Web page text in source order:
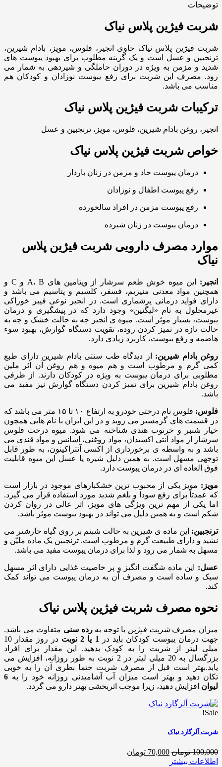
توضیحات
شربت فیژین پلاس نیاک
شربت فیژین پلاس نیاک حاوی انجیر، فلوس، مویز، بادام شیرین،
ترنجبین و عسل است و یک گزینه مطلوب برای بهبود یبوست های
شدید و مزمن به ویژه در دوران حاملگی و شیردهی به شمار می
رود. مصرف این شربت برای رفع یبوست نوزادان و کودکان هم
مناسب می باشد.
ترکیبات شربت فیژین پلاس نیاک
انجیر، روغن بادام شیرین، فلوس، مویز، ترنجبین و عسل
خواص شربت فیژین پلاس نیاک
درمان یبوست حاد و مزمن در زنان باردار
رفع یبوست اطفال و نوزادان
رفع یبوست مزمن در افراد سالخورده
درمان یبوست در زنان شیرده
موارد مصرف دارویی شربت فیژین پلاس
نیاک
انجیر:
این میوه خوش طعم سرشار از ویتامین های A، B و C و
همچنین مواد معدنی منیزیم، فسفر، کلسیم و پتاسیم می باشد و
دارای فواید درمانی پرشماری است. در انجیر نوعی فیبر خوراکی
غیرمحلول به نام «لیگنین» وجود دارد که در پیشگیری و درمان
یبوست، بسیار موثر است. میوه ی انجیر چه به حالت خشک و چه به
حالت تازه در تمیز کردن روده، تقویت دستگاه گوارش، بهبود سوء
هاضمه و رفع یبوست، کاربرد زیادی دارد.
روغن بادام شیرین: از دیدگاه طب سنتی بادام شیرین دارای طبع
کمی گرم و مرطوب است و هم میوه و هم روغن آن اثر ملین
مطلوبی برای درمان یبوست به ویژه در کودکان دارند. از طرفی
روغن بادام شیرین برای تمیز کردن دستگاه گوارش نیز مفید می
باشد.
فلوس:
فلوس نام درختی خودرو به ارتفاع ۱۰ تا ۱۵ متر می باشد که
در قسمت های گرمسیر می روید و در این ایران با نام هایی همچون
خیار شنبر و خرنوب هندی شناخته می شود. میوه درخت فلوس
سرشار از مواد آنتی اکسیدان، مواد روغنی، اسانس و مواد قندی می
باشد و به واسطه ی برخورداری از اکسی آنتراکینون، به طور قابل
توجهی مسهل است. به همین دلیل شیره یا عسل این میوه قابلیت
فوق العاده ای در درمان یبوست دارد.
مویز: مویز یکی از محبوب ترین خشکبارهای موجود در بازار است
که عمدتاً برای رفع سودا و بلغم شدید مورد استفاده قرار می گیرد.
اما یکی از مهم ترین ویژگی های مویز، اثر عالی در روان کردن
شکم است و به همین دلیل می تواند در بهبود یبوست موثر باشد.
ترنجبین: این ماده ی شیرین به حالت شبنم بر روی گیاه خارشتر می
نشید و دارای طبیعت گرم و مرطوب است. ترنجبین یک ماده ملیّن و
مسهل به شمار می رود و لذا برای درمان یبوست مفید می باشد.
عسل: این ماده شگفت انگیز و پر خاصیت غذایی دارای اثر مسهل
سبک و ساده است و مصرف آن به درمان یبوست می تواند کمک
کند.
نحوه مصرف شربت فیژین پلاس نیاک
میزان مصرفشربت فیژین با توجه بهرده سنی متفاوت می باشد.
جهت درمان یبوست کودکان باید در 1 یا 2 نوبت
در روز مقدار 10
میلی لیتر از شربت را به کودک بدهید. این مقدار برای افراد
بزرگسال به 20 میلی لیتر در 2 نوبت به طور روزانه، افزایش می
یابد.بهتر است قبل از مصرف شربت حتما بطری آن را به خوبی
تکان دهید و بهتر است میزان آب آشامیدنی روزانه خود را به 6
لیوان افزایش دهید، زیرا موجب اثربخشی بهتر دارو می گردد.
Sale!
شربت آلرگارد نیاک
100,000 تومان
70,000 تومان
اطلاعات بیشتر